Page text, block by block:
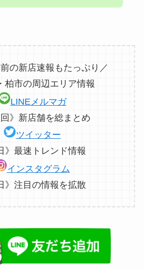
の新店速報もたっぷり／
柏市の周辺エリア情報
LINEメルマガ
回》新店舗を総まとめ
ツイッター
》最速トレンド情報
インスタグラム
》注目の情報を拡散